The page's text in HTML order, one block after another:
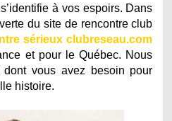
à vos espoirs. Dans
du site de rencontre club
sérieux clubreseau.com
et pour le Québec. Nous
vous avez besoin pour
histoire.